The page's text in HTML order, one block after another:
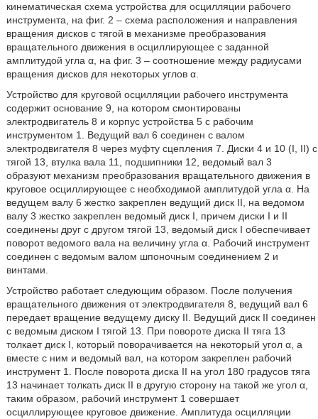
кинематическая схема устройства для осцилляции рабочего
инструмента, на фиг. 2 – схема расположения и направления
вращения дисков с тягой в механизме преобразования
вращательного движения в осциллирующее с заданной
амплитудой угла α, на фиг. 3 – соотношение между радиусами
вращения дисков для некоторых углов α.
Устройство для круговой осцилляции рабочего инструмента
содержит основание 9, на котором смонтированы
электродвигатель 8 и корпус устройства 5 с рабочим
инструментом 1. Ведущий вал 6 соединен с валом
электродвигателя 8 через муфту сцепления 7. Диски 4 и 10 (I, II) с
тягой 13, втулка вала 11, подшипники 12, ведомый вал 3
образуют механизм преобразования вращательного движения в
круговое осциллирующее с необходимой амплитудой угла α. На
ведущем валу 6 жестко закреплен ведущий диск II, на ведомом
валу 3 жестко закреплен ведомый диск I, причем диски I и II
соединены друг с другом тягой 13, ведомый диск I обеспечивает
поворот ведомого вала на величину угла α. Рабочий инструмент
соединен с ведомым валом шпоночным соединением 2 и
винтами.
Устройство работает следующим образом. После получения
вращательного движения от электродвигателя 8, ведущий вал 6
передает вращение ведущему диску II. Ведущий диск II соединен
с ведомым диском I тягой 13. При повороте диска II тяга 13
толкает диск I, который поворачивается на некоторый угол α, а
вместе с ним и ведомый вал, на котором закреплен рабочий
инструмент 1. После поворота диска II на угол 180 градусов тяга
13 начинает толкать диск II в другую сторону на такой же угол α,
таким образом, рабочий инструмент 1 совершает
осциллирующее круговое движение. Амплитуда осцилляции